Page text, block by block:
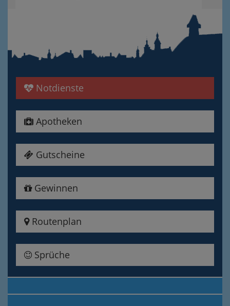
Notdienste
Apotheken
Gutscheine
Gewinnen
Routenplan
Sprüche